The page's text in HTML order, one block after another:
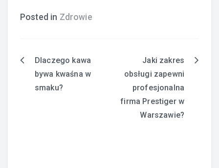
Posted in Zdrowie
Nawigacja
Dlaczego kawa
bywa kwaśna w
smaku?
Jaki zakres
obsługi zapewni
profesjonalna
firma Prestiger w
Warszawie?